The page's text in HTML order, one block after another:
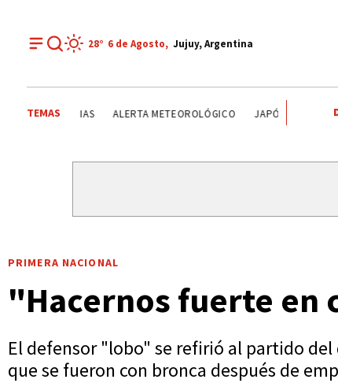
28° 6 de Agosto, Jujuy, Argentina
TEMAS SENADO DE LA NACIÓN ARGENTINA TENDENCIAS
PRIMERA NACIONAL
"Hacernos fuerte en
El defensor "lobo" se refirió al partido
que se fueron con bronca después de